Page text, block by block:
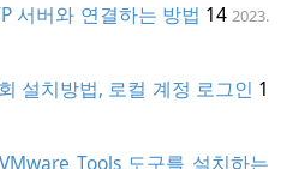
서버와 연결하는 방법 142023.
설치방법, 로컬 계정 로그인 1
Tools 도구를 설치하는